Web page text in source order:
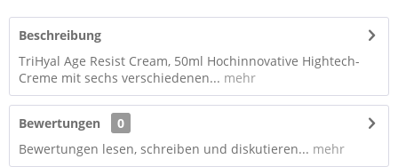
Beschreibung
TriHyal Age Resist Cream, 50ml Hochinnovative Hightech-
Creme mit sechs verschiedenen... mehr
Bewertungen
0
Bewertungen lesen, schreiben und diskutieren... mehr